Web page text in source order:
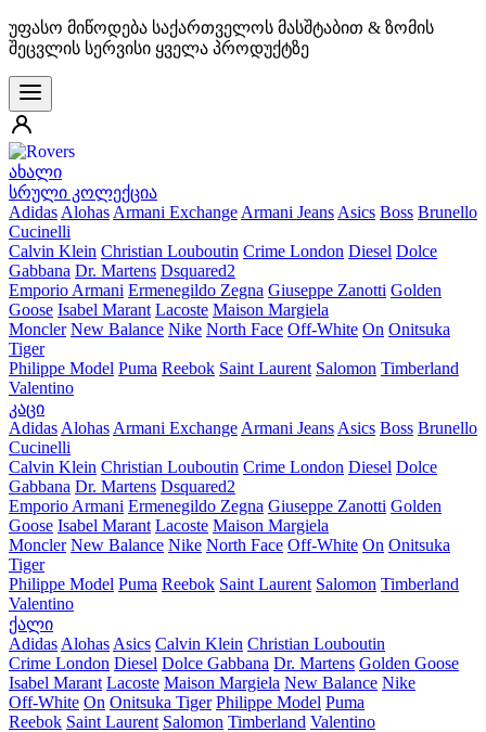
უფასო მიწოდება საქართველოს მასშტაბით & ზომის
შეცვლის სერვისი ყველა პროდუქტზე
ახალი
სრული კოლექცია
Adidas Alohas Armani Exchange Armani Jeans Asics Boss Brunello
Cucinelli
Calvin Klein Christian Louboutin Crime London Diesel Dolce
Gabbana Dr. Martens Dsquared2
Emporio Armani Ermenegildo Zegna Giuseppe Zanotti Golden
Goose Isabel Marant Lacoste Maison Margiela
Moncler New Balance Nike North Face Off-White On Onitsuka
Tiger
Philippe Model Puma Reebok Saint Laurent Salomon Timberland
Valentino
კაცი
Adidas Alohas Armani Exchange Armani Jeans Asics Boss Brunello
Cucinelli
Calvin Klein Christian Louboutin Crime London Diesel Dolce
Gabbana Dr. Martens Dsquared2
Emporio Armani Ermenegildo Zegna Giuseppe Zanotti Golden
Goose Isabel Marant Lacoste Maison Margiela
Moncler New Balance Nike North Face Off-White On Onitsuka
Tiger
Philippe Model Puma Reebok Saint Laurent Salomon Timberland
Valentino
ქალი
Adidas Alohas Asics Calvin Klein Christian Louboutin
Crime London Diesel Dolce Gabbana Dr. Martens Golden Goose
Isabel Marant Lacoste Maison Margiela New Balance Nike
Off-White On Onitsuka Tiger Philippe Model Puma
Reebok Saint Laurent Salomon Timberland Valentino